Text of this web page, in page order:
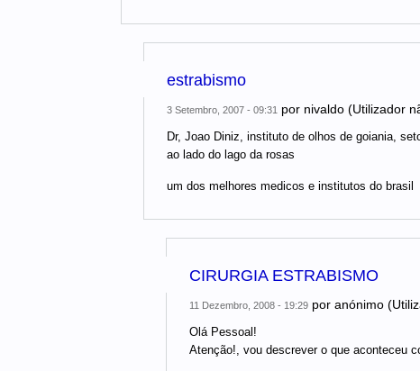
estrabismo
3 Setembro, 2007 - 09:31 por nivaldo (Utilizador
Dr, Joao Diniz, instituto de olhos de goiania,
ao lado do lago da rosas
um dos melhores medicos e institutos do brasil
CIRURGIA ESTRABISMO
11 Dezembro, 2008 - 19:29por anónimo
Olá Pessoal!
Atenção!, vou descrever o que aconteceu